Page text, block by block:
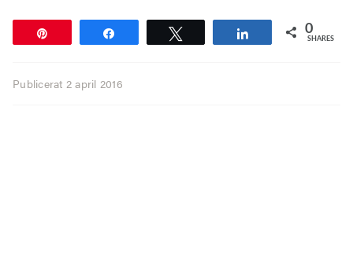
Share 0
SHARES
Publicerat 2 april 2016